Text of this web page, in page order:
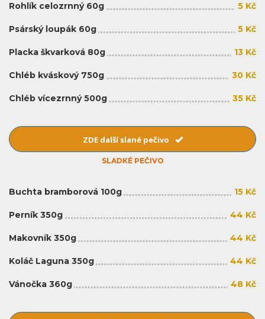
Rohlík celozrnný 60g 5 Kč
Psárský loupák 60g 5 Kč
Placka škvarková 80g 13 Kč
Chléb kváskový 750g 30 Kč
Chléb vícezrnný 500g 35 Kč
ZDE další slané pečivo
SLADKÉ PEČIVO
Buchta bramborová 100g 15 Kč
Perník 350g 44 Kč
Makovník 350g 44 Kč
Koláč Laguna 350g 44 Kč
Vánočka 360g 48 Kč